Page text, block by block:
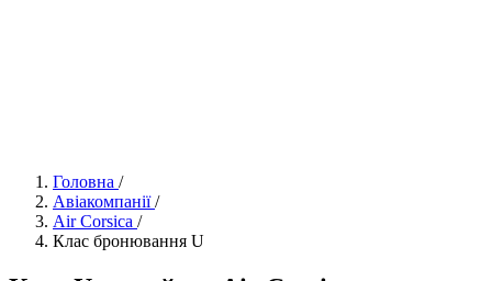
Головна /
Авіакомпанії /
Air Corsica /
Клас бронювання U